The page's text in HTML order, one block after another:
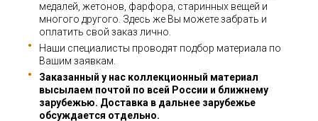
медалей, жетонов, фарфора, старинных вещей и
многого другого. Здесь же Вы можете забрать и
оплатить свой заказ лично.
Наши специалисты проводят подбор материала по
Вашим заявкам.
Заказанный у нас коллекционный материал
высылаем почтой по всей России и ближнему
зарубежью. Доставка в дальнее зарубежье
обсуждается отдельно.